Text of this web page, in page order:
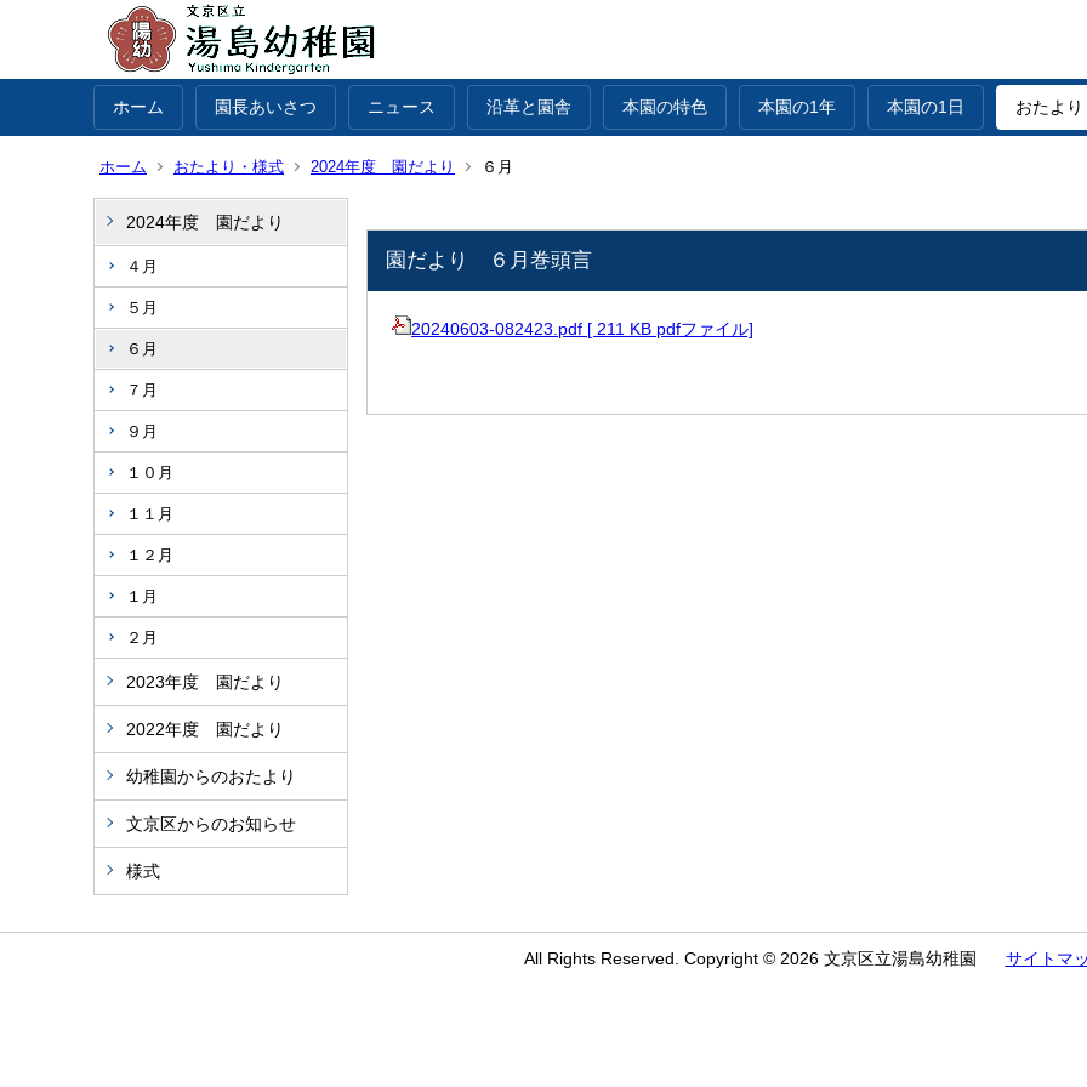
ホーム 園長あいさつ ニュース 沿革と園舎 本園の特色 本園の1年 本園の1日 おたよ
ホーム おたより・様式 2024年度 園だより ６月
2024年度 園だより
４月
５月
６月
７月
９月
１０月
１１月
１２月
１月
２月
2023年度 園だより
2022年度 園だより
幼稚園からのおたより
文京区からのお知らせ
様式
園だより ６月巻頭言
20240603-082423.pdf [ 211 KB pdfファイル]
All Rights Reserved. Copyright © 2026 文京区立湯島幼稚園 サイトマ